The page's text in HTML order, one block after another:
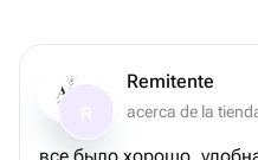
Remitente
acerca de la